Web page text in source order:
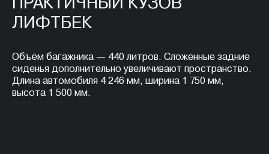
ПРАКТИЧНЫЙ КУЗОВ
ЛИФТБЕК
Объём багажника — 440 литров. Сложенные задние
сиденья дополнительно увеличивают пространство.
Длина автомобиля 4 246 мм, ширина 1 750 мм,
высота 1 500 мм.